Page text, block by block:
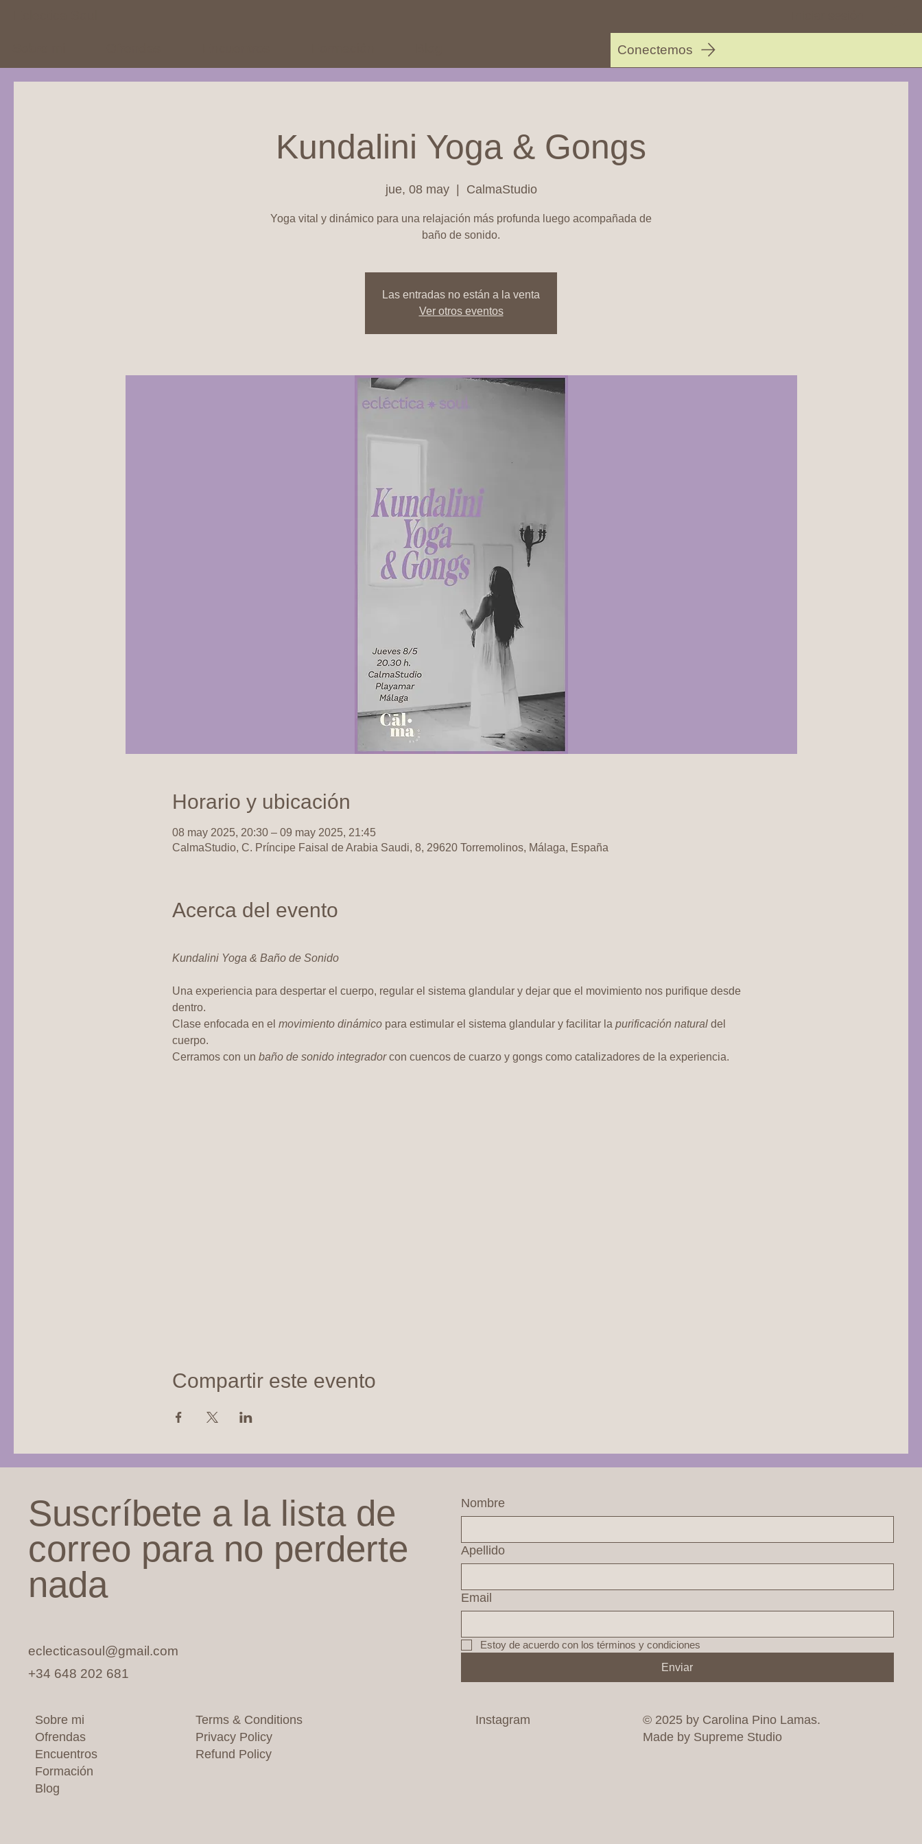
Conectemos
Kundalini Yoga & Gongs
jue, 08 may
  |
CalmaStudio
Yoga vital y dinámico para una relajación más profunda luego acompañada de
baño de sonido.
Las entradas no están a la venta
Ver otros eventos
Horario y ubicación
08 may 2025, 20:30 – 09 may 2025, 21:45
CalmaStudio, C. Príncipe Faisal de Arabia Saudi, 8, 29620 Torremolinos, Málaga, España
Acerca del evento
Kundalini Yoga & Baño de Sonido
Una experiencia para despertar el cuerpo, regular el sistema glandular y dejar que el movimiento nos purifique desde
dentro.
Clase enfocada en el movimiento dinámico para estimular el sistema glandular y facilitar la purificación natural del
cuerpo.
Cerramos con un baño de sonido integrador con cuencos de cuarzo y gongs como catalizadores de la experiencia.
Compartir este evento
Nombre
Apellido
Email
Estoy de acuerdo con los términos y condiciones
Enviar
eclecticasoul@gmail.com
+34 648 202 681
Suscríbete a la lista de
correo para no perderte
nada
Sobre mi
Ofrendas
Encuentros
Formación
Blog
Terms & Conditions
Privacy Policy
Refund Policy
Instagram
© 2025 by Carolina Pino Lamas.
Made by Supreme Studio